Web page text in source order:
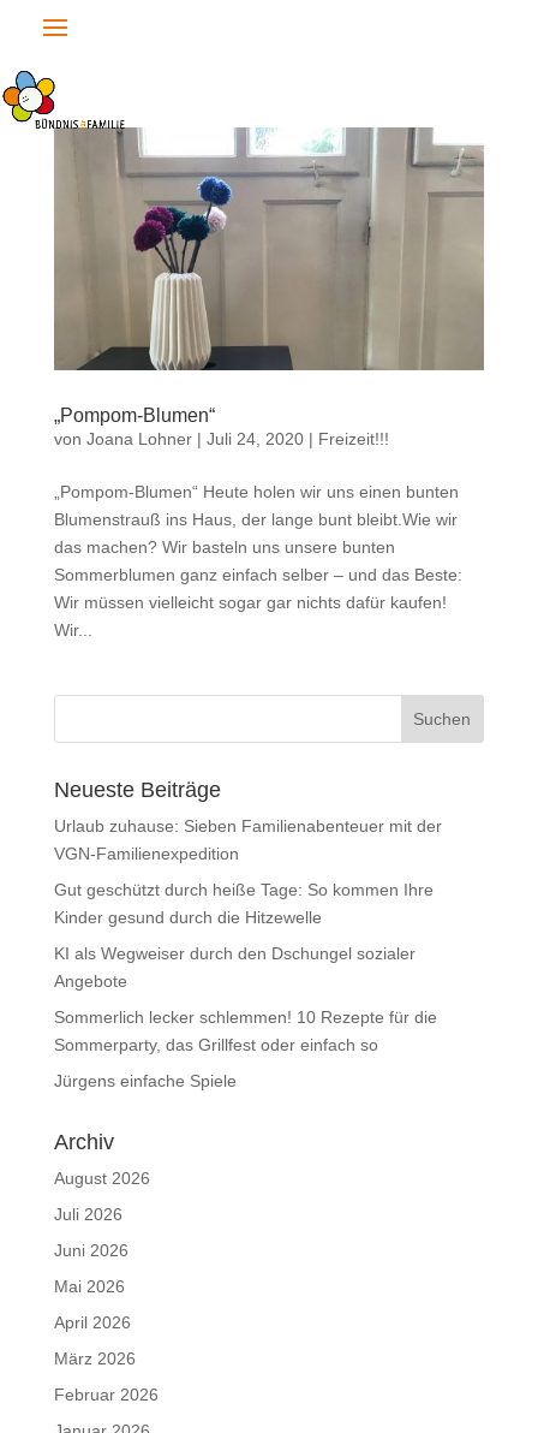
„Pompom-Blumen“
von Joana Lohner| Juli 24, 2020| Freizeit!!!
„Pompom-Blumen“ Heute holen wir uns einen bunten
Blumenstrauß ins Haus, der lange bunt bleibt.Wie wir
das machen? Wir basteln uns unsere bunten
Sommerblumen ganz einfach selber – und das Beste:
Wir müssen vielleicht sogar gar nichts dafür kaufen!
Wir...
Neueste Beiträge
Urlaub zuhause: Sieben Familienabenteuer mit der
VGN-Familienexpedition
Gut geschützt durch heiße Tage: So kommen Ihre
Kinder gesund durch die Hitzewelle
KI als Wegweiser durch den Dschungel sozialer
Angebote
Sommerlich lecker schlemmen! 10 Rezepte für die
Sommerparty, das Grillfest oder einfach so
Jürgens einfache Spiele
Archiv
August 2026
Juli 2026
Juni 2026
Mai 2026
April 2026
März 2026
Februar 2026